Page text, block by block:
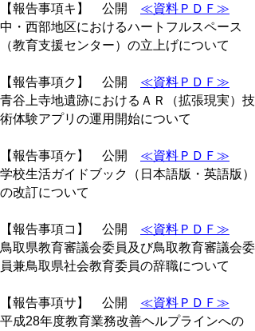
【報告事項キ】 公開 ≪資料ＰＤＦ≫
中・西部地区におけるハートフルスペース
（教育支援センター）の立上げについて
【報告事項ク】 公開 ≪資料ＰＤＦ≫
青谷上寺地遺跡におけるＡＲ（拡張現実）技
術体験アプリの運用開始について
【報告事項ケ】 公開 ≪資料ＰＤＦ≫
学校生活ガイドブック（日本語版・英語版）
の改訂について
【報告事項コ】 公開 ≪資料ＰＤＦ≫
鳥取県教育審議会委員及び鳥取教育審議会委
員兼鳥取県社会教育委員の辞職について
【報告事項サ】 公開 ≪資料ＰＤＦ≫
平成28年度教育業務改善ヘルプラインへの